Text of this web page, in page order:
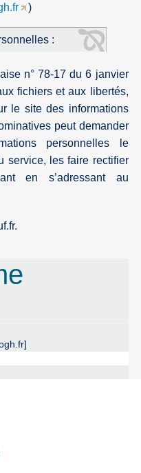
)
:
n° 78-17 du 6 janvier
fichiers et aux libertés,
le site des informations
peut demander
personnelles le
service, les faire rectifier
en s’adressant au